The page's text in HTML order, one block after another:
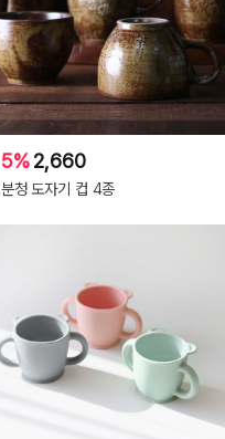
5%2,660
분청 도자기 컵 4종